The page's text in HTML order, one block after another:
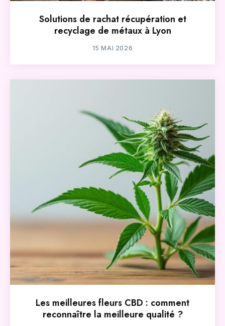
Solutions de rachat récupération et
recyclage de métaux à Lyon
15 MAI 2026
Les meilleures fleurs CBD : comment
reconnaître la meilleure qualité ?